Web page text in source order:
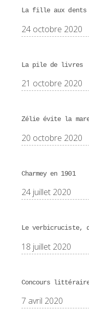
La fille aux dents
24 octobre 2020
La pile de livres
21 octobre 2020
Zélie évite la
20 octobre 2020
Charmey en 1901
24 juillet 2020
Le verbicruciste,
18 juillet 2020
Concours
7 avril 2020